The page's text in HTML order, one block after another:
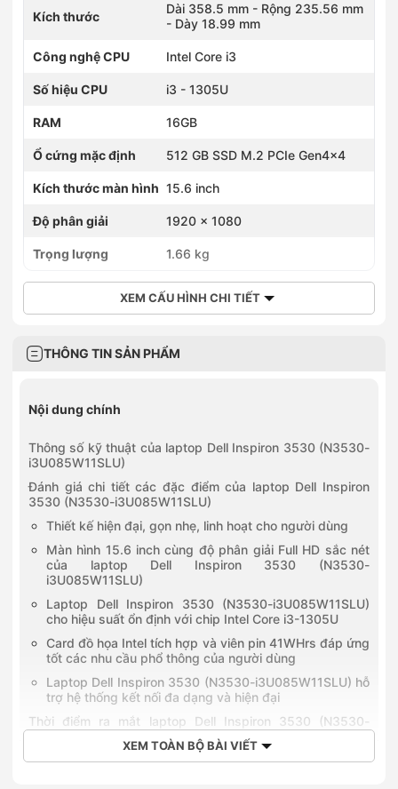
Kích thước
Dài 358.5 mm - Rộng 235.56 mm
- Dày 18.99 mm
Công nghệ CPU Intel Core i3
Số hiệu CPU i3 - 1305U
RAM 16GB
Ổ cứng mặc định 512 GB SSD M.2 PCIe Gen4x4
Kích thước màn hình 15.6 inch
Độ phân giải 1920 x 1080
Trọng lượng 1.66 kg
XEM CẤU HÌNH CHI TIẾT
THÔNG TIN SẢN PHẨM
Nội dung chính
Thông số kỹ thuật của laptop Dell Inspiron 3530 (N3530-
i3U085W11SLU)
Đánh giá chi tiết các đặc điểm của laptop Dell Inspiron
3530 (N3530-i3U085W11SLU)
Thiết kế hiện đại, gọn nhẹ, linh hoạt cho người dùng
Màn hình 15.6 inch cùng độ phân giải Full HD sắc nét
của laptop Dell Inspiron 3530 (N3530-
i3U085W11SLU)
Laptop Dell Inspiron 3530 (N3530-i3U085W11SLU)
cho hiệu suất ổn định với chip Intel Core i3-1305U
Card đồ họa Intel tích hợp và viên pin 41WHrs đáp ứng
tốt các nhu cầu phổ thông của người dùng
Laptop Dell Inspiron 3530 (N3530-i3U085W11SLU) hỗ
trợ hệ thống kết nối đa dạng và hiện đại
Thời điểm ra mắt laptop Dell Inspiron 3530 (N3530-
Giá bán của laptop Dell Inspiron 3530 (N3530-
XEM TOÀN BỘ BÀI VIẾT